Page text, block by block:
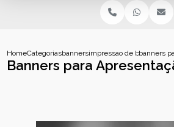
HomeCategoriasbannersimpressao de banner
banners
Banners para